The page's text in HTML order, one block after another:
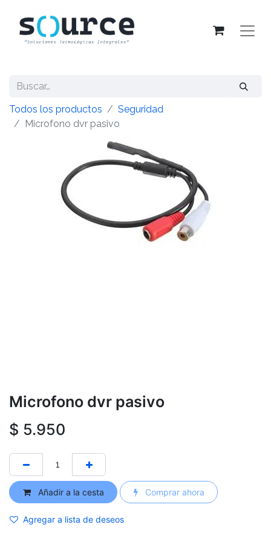
Todos los productos
Seguridad
Microfono dvr pasivo
Microfono dvr pasivo
$ 5.950
Añadir a la cesta Comprar ahora
Agregar a lista de deseos